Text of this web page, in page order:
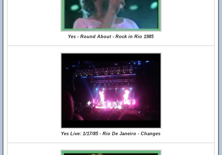
Yes - Round About - Rock in Rio 1985
Yes Live: 1/17/85 - Rio De Janeiro - Changes